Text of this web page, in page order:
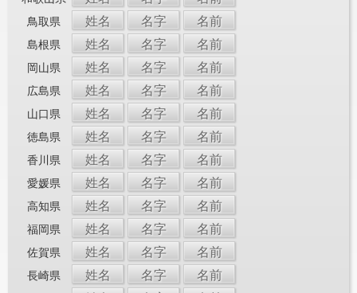
鳥取県 姓名 名字 名前
島根県 姓名 名字 名前
岡山県 姓名 名字 名前
広島県 姓名 名字 名前
山口県 姓名 名字 名前
徳島県 姓名 名字 名前
香川県 姓名 名字 名前
愛媛県 姓名 名字 名前
高知県 姓名 名字 名前
福岡県 姓名 名字 名前
佐賀県 姓名 名字 名前
長崎県 姓名 名字 名前